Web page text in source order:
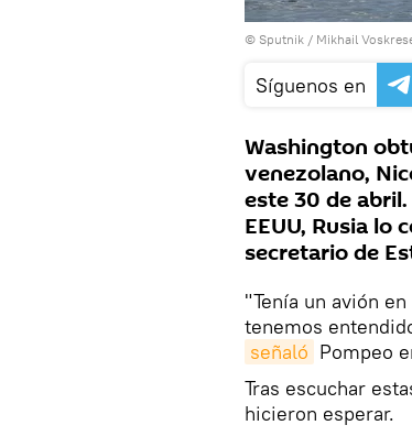
© Sputnik / Mikhail
Síguenos en
Washington
venezolano,
este 30 de
EEUU, Rusia lo
secretario de
"Tenía un avión
tenemos
señaló Pompeo
Tras escuchar
hicieron esperar.